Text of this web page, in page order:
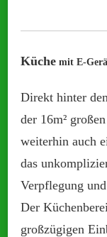
Küche mit E-
Direkt hinter
der 16m²
weiterhin auch
das
Verpflegung
Der
großzügigen